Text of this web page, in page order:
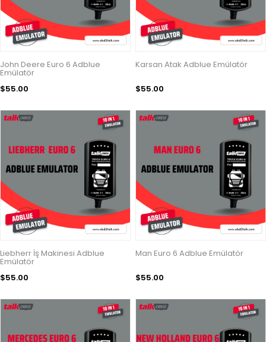
John Deere Euro 6 Adblue
Emülatör
$55.00
Karsan Atak Adblue Emülatör
$55.00
Liebherr İş Makinesi Adblue
Emülatör
$55.00
Man Euro 6 Adblue Emülatör
$55.00